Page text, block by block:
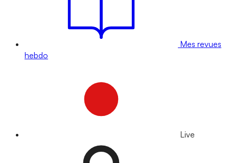
Mes revues
hebdo
Live